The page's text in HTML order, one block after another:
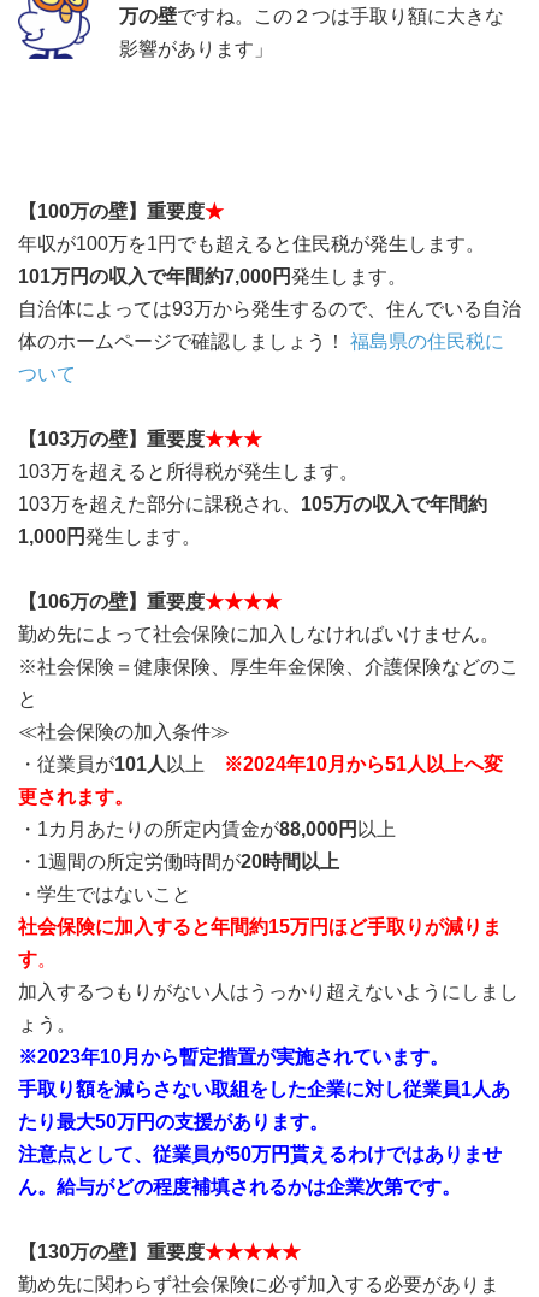
万の壁ですね。この２つは手取り額に大きな
影響があります」
【100万の壁】重要度★
年収が100万を1円でも超えると住民税が発生します。
101万円の収入で年間約7,000円発生します。
自治体によっては93万から発生するので、住んでいる自治
体のホームページで確認しましょう！ 福島県の住民税に
ついて
【103万の壁】重要度★★★
103万を超えると所得税が発生します。
103万を超えた部分に課税され、 105万の収入で年間約
1,000円発生します。
【106万の壁】重要度★★★★
勤め先によって社会保険に加入しなければいけません。
※社会保険＝健康保険、厚生年金保険、介護保険などのこ
と
≪社会保険の加入条件≫
・従業員が101人 以上
※2024年10月から51人以上へ変
更されます。
・1カ月あたりの所定内賃金が88,000円 以上
・1週間の所定労働時間が20時間以上
・学生ではないこと
社会保険に加入すると年間約15万円ほど手取りが減りま
す。
加入するつもりがない人はうっかり超えないようにしまし
ょう。
※2023年10月から暫定措置が実施されています。
手取り額を減らさない取組をした企業に対し従業員1人あ
たり最大50万円の支援があります。
注意点として、従業員が50万円貰えるわけではありませ
ん。給与がどの程度補填されるかは企業次第です。
【130万の壁】重要度★★★★★
勤め先に関わらず社会保険に必ず加入する必要がありま